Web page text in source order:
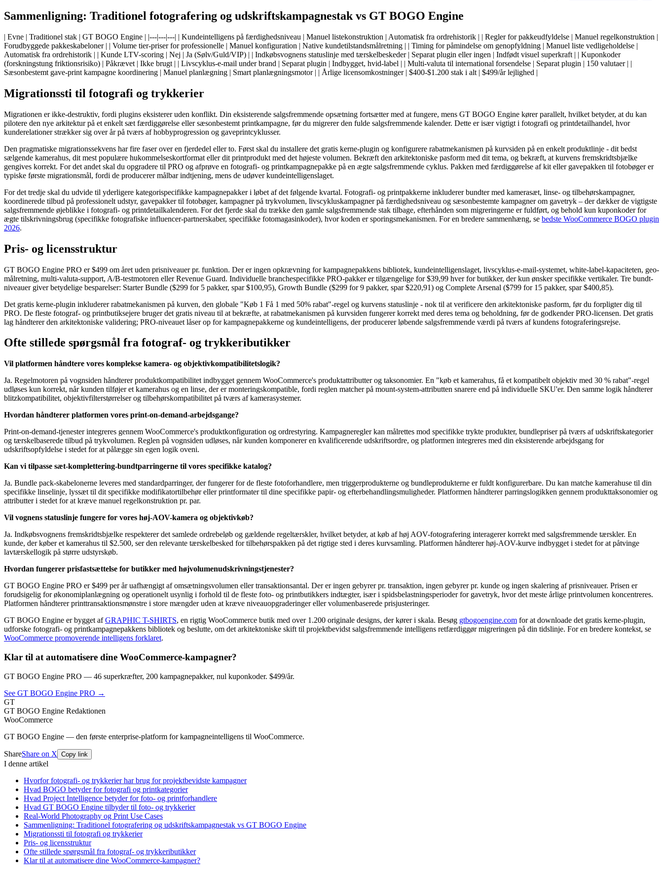
Sammenligning: Traditionel fotografering og udskriftskampagnestak vs GT BOGO Engine
| Evne | Traditionel stak | GT BOGO Engine | |---|---|---| | Kundeintelligens på færdighedsniveau | Manuel listekonstruktion | Automatisk fra ordrehistorik | | Regler for pakkeudfyldelse | Manuel regelkonstruktion |
Forudbyggede pakkeskabeloner | | Volume tier-priser for professionelle | Manuel konfiguration | Native kundetilstandsmålretning | | Timing for påmindelse om genopfyldning | Manuel liste vedligeholdelse |
Automatisk fra ordrehistorik | | Kunde LTV-scoring | Nej | Ja (Sølv/Guld/VIP) | | Indkøbsvognens statuslinje med tærskelbeskeder | Separat plugin eller ingen | Indfødt visuel superkraft | | Kuponkoder
(forskningstung friktionsrisiko) | Påkrævet | Ikke brugt | | Livscyklus-e-mail under brand | Separat plugin | Indbygget, hvid-label | | Multi-valuta til international forsendelse | Separat plugin | 150 valutaer | |
Sæsonbestemt gave-print kampagne koordinering | Manuel planlægning | Smart planlægningsmotor | | Årlige licensomkostninger | $400-$1.200 stak i alt | $499/år lejlighed |
Migrationssti til fotografi og trykkerier
Migrationen er ikke-destruktiv, fordi plugins eksisterer uden konflikt. Din eksisterende salgsfremmende opsætning fortsætter med at fungere, mens GT BOGO Engine kører parallelt, hvilket betyder, at du kan
pilotere den nye arkitektur på et enkelt sæt færdiggørelse eller sæsonbestemt printkampagne, før du migrerer den fulde salgsfremmende kalender. Dette er især vigtigt i fotografi og printdetailhandel, hvor
kunderelationer strækker sig over år på tværs af hobbyprogression og gaveprintcyklusser.
Den pragmatiske migrationssekvens har fire faser over en fjerdedel eller to. Først skal du installere det gratis kerne-plugin og konfigurere rabatmekanismen på kurvsiden på en enkelt produktlinje - dit bedst
sælgende kamerahus, dit mest populære hukommelseskortformat eller dit printprodukt med det højeste volumen. Bekræft den arkitektoniske pasform med dit tema, og bekræft, at kurvens fremskridtsbjælke
gengives korrekt. For det andet skal du opgradere til PRO og afprøve en fotografi- og printkampagnepakke på en ægte salgsfremmende cyklus. Pakken med færdiggørelse af kit eller gavepakken til fotobøger er
typiske første migrationsmål, fordi de producerer målbar indtjening, mens de udøver kundeintelligenslaget.
For det tredje skal du udvide til yderligere kategorispecifikke kampagnepakker i løbet af det følgende kvartal. Fotografi- og printpakkerne inkluderer bundter med kamerasæt, linse- og tilbehørskampagner,
koordinerede tilbud på professionelt udstyr, gavepakker til fotobøger, kampagner på trykvolumen, livscykluskampagner på færdighedsniveau og sæsonbestemte kampagner om gavetryk – der dækker de vigtigste
salgsfremmende øjeblikke i fotografi- og printdetailkalenderen. For det fjerde skal du trække den gamle salgsfremmende stak tilbage, efterhånden som migreringerne er fuldført, og behold kun kuponkoder for
ægte tilskrivningsbrug (specifikke fotografiske influencer-partnerskaber, specifikke fotomagasinkoder), hvor koden er sporingsmekanismen. For en bredere sammenhæng, se bedste WooCommerce BOGO plugin
2026.
Pris- og licensstruktur
GT BOGO Engine PRO er $499 om året uden prisniveauer pr. funktion. Der er ingen opkrævning for kampagnepakkens bibliotek, kundeintelligenslaget, livscyklus-e-mail-systemet, white-label-kapaciteten, geo-
målretning, multi-valuta-support, A/B-testmotoren eller Revenue Guard. Individuelle branchespecifikke PRO-pakker er tilgængelige for $39,99 hver for butikker, der kun ønsker specifikke vertikaler. Tre bundt-
niveauer giver betydelige besparelser: Starter Bundle ($299 for 5 pakker, spar $100,95), Growth Bundle ($299 for 9 pakker, spar $220,91) og Complete Arsenal ($799 for 15 pakker, spar $400,85).
Det gratis kerne-plugin inkluderer rabatmekanismen på kurven, den globale "Køb 1 Få 1 med 50% rabat"-regel og kurvens statuslinje - nok til at verificere den arkitektoniske pasform, før du forpligter dig til
PRO. De fleste fotograf- og printbutiksejere bruger det gratis niveau til at bekræfte, at rabatmekanismen på kurvsiden fungerer korrekt med deres tema og beholdning, før de godkender PRO-licensen. Det gratis
lag håndterer den arkitektoniske validering; PRO-niveauet låser op for kampagnepakkerne og kundeintelligens, der producerer løbende salgsfremmende værdi på tværs af kundens fotograferingsrejse.
Ofte stillede spørgsmål fra fotograf- og trykkeributikker
Vil platformen håndtere vores komplekse kamera- og objektivkompatibilitetslogik?
Ja. Regelmotoren på vognsiden håndterer produktkompatibilitet indbygget gennem WooCommerce's produktattributter og taksonomier. En "køb et kamerahus, få et kompatibelt objektiv med 30 % rabat"-regel
udløses kun korrekt, når kunden tilføjer et kamerahus og en linse, der er monteringskompatible, fordi reglen matcher på mount-system-attributten snarere end på individuelle SKU'er. Den samme logik håndterer
blitzkompatibilitet, objektivfilterstørrelser og tilbehørskompatibilitet på tværs af kamerasystemer.
Hvordan håndterer platformen vores print-on-demand-arbejdsgange?
Print-on-demand-tjenester integreres gennem WooCommerce's produktkonfiguration og ordrestyring. Kampagneregler kan målrettes mod specifikke trykte produkter, bundlepriser på tværs af udskriftskategorier
og tærskelbaserede tilbud på trykvolumen. Reglen på vognsiden udløses, når kunden komponerer en kvalificerende udskriftsordre, og platformen integreres med din eksisterende arbejdsgang for
udskriftsopfyldelse i stedet for at pålægge sin egen logik oveni.
Kan vi tilpasse sæt-komplettering-bundtparringerne til vores specifikke katalog?
Ja. Bundle pack-skabelonerne leveres med standardparringer, der fungerer for de fleste fotoforhandlere, men triggerprodukterne og bundleprodukterne er fuldt konfigurerbare. Du kan matche kamerahuse til din
specifikke linselinje, lyssæt til dit specifikke modifikatortilbehør eller printformater til dine specifikke papir- og efterbehandlingsmuligheder. Platformen håndterer parringslogikken gennem produkttaksonomier og
attributter i stedet for at kræve manuel regelkonstruktion pr. par.
Vil vognens statuslinje fungere for vores høj-AOV-kamera og objektivkøb?
Ja. Indkøbsvognens fremskridtsbjælke respekterer det samlede ordrebeløb og gældende regeltærskler, hvilket betyder, at køb af høj AOV-fotografering interagerer korrekt med salgsfremmende tærskler. En
kunde, der køber et kamerahus til $2.500, ser den relevante tærskelbesked for tilbehørspakken på det rigtige sted i deres kurvsamling. Platformen håndterer høj-AOV-kurve indbygget i stedet for at påtvinge
lavtærskellogik på større udstyrskøb.
Hvordan fungerer prisfastsættelse for butikker med højvolumenudskrivningstjenester?
GT BOGO Engine PRO er $499 per år uafhængigt af omsætningsvolumen eller transaktionsantal. Der er ingen gebyrer pr. transaktion, ingen gebyrer pr. kunde og ingen skalering af prisniveauer. Prisen er
forudsigelig for økonomiplanlægning og operationelt usynlig i forhold til de fleste foto- og printbutikkers indtægter, især i spidsbelastningsperioder for gavetryk, hvor det meste årlige printvolumen koncentreres.
Platformen håndterer printtransaktionsmønstre i store mængder uden at kræve niveauopgraderinger eller volumenbaserede prisjusteringer.
GT BOGO Engine er bygget afGRAPHIC T-SHIRTS, en rigtig WooCommerce butik med over 1.200 originale designs, der kører i skala. Besøg gtbogoengine.com for at downloade det gratis kerne-plugin,
udforske fotografi- og printkampagnepakkens bibliotek og beslutte, om det arkitektoniske skift til projektbevidst salgsfremmende intelligens retfærdiggør migreringen på din tidslinje. For en bredere kontekst, se
WooCommerce promoverende intelligens forklaret.
Klar til at automatisere dine WooCommerce-kampagner?
GT BOGO Engine PRO — 46 superkræfter, 200 kampagnepakker, nul kuponkoder. $499/år.
See GT BOGO Engine PRO →
GT
GT BOGO Engine Redaktionen
WooCommerce
GT BOGO Engine — den første enterprise-platform for kampagneintelligens til WooCommerce.
ShareShare on X Copy link
I denne artikel
Hvorfor fotografi- og trykkerier har brug for projektbevidste kampagner
Hvad BOGO betyder for fotografi og printkategorier
Hvad Project Intelligence betyder for foto- og printforhandlere
Hvad GT BOGO Engine tilbyder til foto- og trykkerier
Real-World Photography og Print Use Cases
Sammenligning: Traditionel fotografering og udskriftskampagnestak vs GT BOGO Engine
Migrationssti til fotografi og trykkerier
Pris- og licensstruktur
Ofte stillede spørgsmål fra fotograf- og trykkeributikker
Klar til at automatisere dine WooCommerce-kampagner?